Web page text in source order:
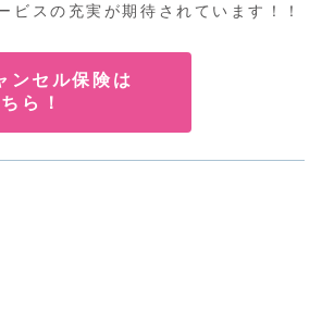
ビスの充実が期待されています！！
ンセル保険は
ら！